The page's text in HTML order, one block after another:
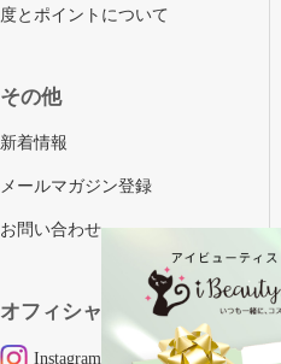
度とポイントについて
その他
新着情報
メールマガジン登録
お問い合わせ
オフィシャルSNS
Instagram